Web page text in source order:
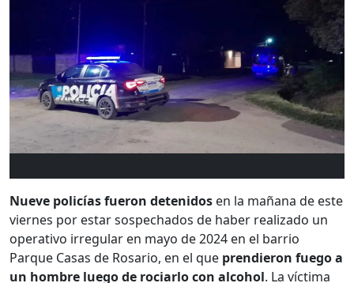
Nueve policías fueron detenidos en la mañana de este
viernes por estar sospechados de haber realizado un
operativo irregular en mayo de 2024 en el barrio
Parque Casas de Rosario, en el que prendieron fuego a
un hombre luego de rociarlo con alcohol. La víctima